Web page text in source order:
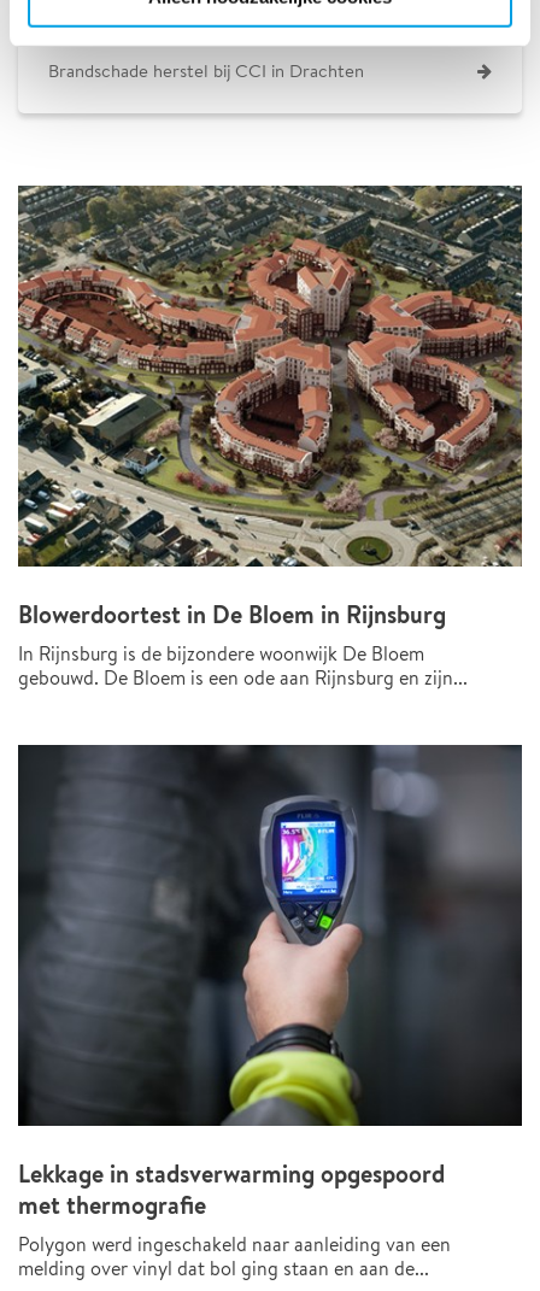
Hotel blijft open tijdens brandschade herstel
Brandschade herstel bij CCI in Drachten
Blowerdoortest in De Bloem in Rijnsburg
In Rijnsburg is de bijzondere woonwijk De Bloem
gebouwd. De Bloem is een ode aan Rijnsburg en zijn...
Lekkage in stadsverwarming opgespoord
met thermografie
Polygon werd ingeschakeld naar aanleiding van een
melding over vinyl dat bol ging staan en aan de...